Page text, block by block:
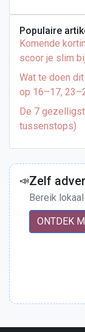
Populaire
Komende
scoor je slim
Wat te doen
op 16–17,
De 7
tussenstops)
📣Zelf
Bereik
ONTDEK